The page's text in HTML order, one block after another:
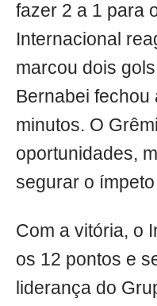
fazer 2 a 1 para
Internacional
marcou dois
Bernabei fechou
minutos. O
oportunidades,
segurar o
Com a vitória, o
os 12 pontos e
liderança do